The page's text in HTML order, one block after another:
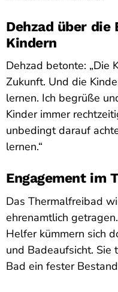
Dehzad über die
Kindern
Dehzad betonte: „Die
Zukunft. Und die
lernen. Ich begrüße
Kinder immer
unbedingt darauf
lernen.“
Engagement im
Das Thermalfreibad
ehrenamtlich
Helfer kümmern sich
und Badeaufsicht. Sie
Bad ein fester